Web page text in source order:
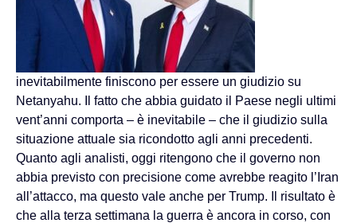
inevitabilmente finiscono per essere un giudizio su
Netanyahu. Il fatto che abbia guidato il Paese negli ultimi
vent’anni comporta – è inevitabile – che il giudizio sulla
situazione attuale sia ricondotto agli anni precedenti.
Quanto agli analisti, oggi ritengono che il governo non
abbia previsto con precisione come avrebbe reagito l’Iran
all’attacco, ma questo vale anche per Trump. Il risultato è
che alla terza settimana la guerra è ancora in corso, con